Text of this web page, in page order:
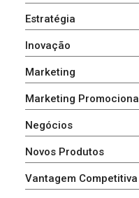
Estratégia
Inovação
Marketing
Marketing Promocional
Negócios
Novos Produtos
Vantagem Competitiva